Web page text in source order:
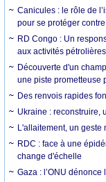
Canicules : le rôle de
pour se protéger
RD Congo : Un
aux activités pétrolières
Découverte d'un
une piste prometteuse
Des renvois rapides
Ukraine : reconstruire,
L'allaitement, un geste
RDC : face à une
change d'échelle
Gaza : l’ONU